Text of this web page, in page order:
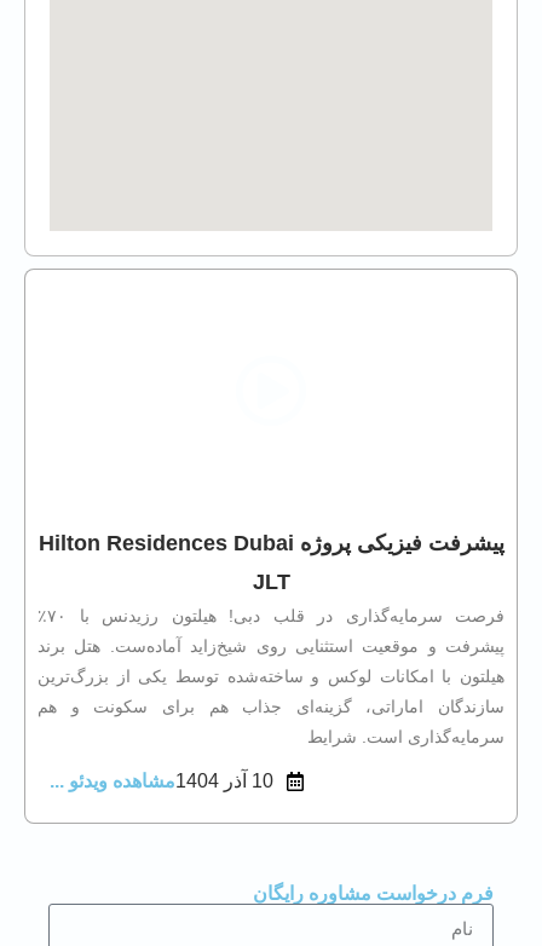
پیشرفت فیزیکی پروژه Hilton Residences Dubai
JLT
فرصت سرمایه‌گذاری در قلب دبی! هیلتون رزیدنس با ۷۰٪
پیشرفت و موقعیت استثنایی روی شیخ‌زاید آماده‌ست. هتل برند
هیلتون با امکانات لوکس و ساخته‌شده توسط یکی از بزرگ‌ترین
سازندگان اماراتی، گزینه‌ای جذاب هم برای سکونت و هم
سرمایه‌گذاری است. شرایط
مشاهده ویدئو ... 10 آذر 1404
فرم درخواست مشاوره رایگان